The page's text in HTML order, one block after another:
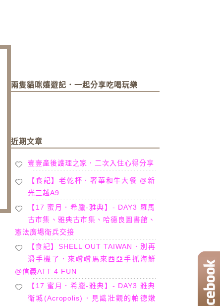
兩隻貓咪嬉遊記．一起分享吃喝玩樂
近期文章
壹壹產後護理之家．二次入住心得分享
【食記】老乾杯．奢華和牛大餐 @新
光三越A9
【17 蜜月．希臘-雅典】- DAY3 羅馬
古市集、雅典古市集、哈德良圖書館、
憲法廣場衛兵交接
【食記】SHELL OUT TAIWAN．別再
滑手機了．來嚐嚐馬來西亞手抓海鮮
@信義ATT 4 FUN
【17 蜜月．希臘-雅典】- DAY3 雅典
衛城(Acropolis)．見識壯觀的帕德嫩